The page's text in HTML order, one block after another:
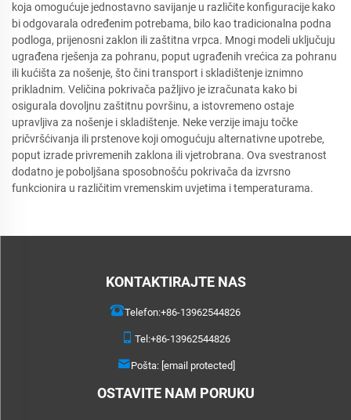
koja omogućuje jednostavno savijanje u različite konfiguracije kako
bi odgovarala određenim potrebama, bilo kao tradicionalna podna
podloga, prijenosni zaklon ili zaštitna vrpca. Mnogi modeli uključuju
ugrađena rješenja za pohranu, poput ugrađenih vrećica za pohranu
ili kućišta za nošenje, što čini transport i skladištenje iznimno
prikladnim. Veličina pokrivača pažljivo je izračunata kako bi
osigurala dovoljnu zaštitnu površinu, a istovremeno ostaje
upravljiva za nošenje i skladištenje. Neke verzije imaju točke
pričvršćivanja ili prstenove koji omogućuju alternativne upotrebe,
poput izrade privremenih zaklona ili vjetrobrana. Ova svestranost
dodatno je poboljšana sposobnošću pokrivača da izvrsno
funkcionira u različitim vremenskim uvjetima i temperaturama.
KONTAKTIRAJTE NAS
Telefon:+86-13962544826
Tel:+86-13962544826
Pošta: [email protected]
OSTAVITE NAM PORUKU